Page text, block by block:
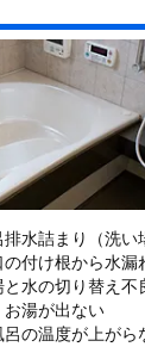
排水詰まり（洗い
の付け根から水漏
と水の切り替え不
お湯が出ない
呂の温度が上がら